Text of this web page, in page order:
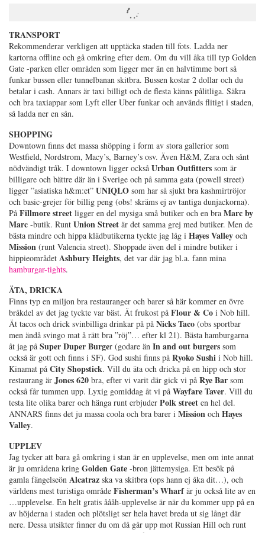
TRANSPORT
Rekommenderar verkligen att upptäcka staden till fots. Ladda ner
kartorna offline och gå omkring efter dem. Om du vill åka till typ Golden
Gate -parken eller områden som ligger mer än en halvtimme bort så
funkar bussen eller tunnelbanan skitbra. Bussen kostar 2 dollar och du
betalar i cash. Annars är taxi billigt och de flesta känns pålitliga. Säkra
och bra taxiappar som Lyft eller Uber funkar och används flitigt i staden,
så ladda ner en sån.
SHOPPING
Downtown finns det massa shöpping i form av stora gallerior som
Westfield, Nordstrom, Macy’s, Barney’s osv. Även H&M, Zara och sånt
nödvändigt tråk. I downtown ligger också Urban Outfitters som är
billigare och bättre där än i Sverige och på samma gata (powell street)
ligger ”asiatiska h&m:et” UNIQLO som har så sjukt bra kashmirtröjor
och basic-grejer för billig peng (obs! skräms ej av tantiga dunjackorna).
På Fillmore street ligger en del mysiga små butiker och en bra Marc by
Marc -butik. Runt Union Street är det samma grej med butiker. Men de
bästa mindre och hippa klädbutikerna tyckte jag låg i Hayes Valley och
Mission (runt Valencia street). Shoppade även del i mindre butiker i
hippieområdet Ashbury Heights, det var där jag bl.a. fann mina
hamburgar-tights.
ÄTA, DRICKA
Finns typ en miljon bra restauranger och barer så här kommer en övre
bråkdel av det jag tyckte var bäst. Ät frukost på Flour & Co i Nob hill.
Ät tacos och drick svinbilliga drinkar på på Nicks Taco (obs sportbar
men ändå svingo mat å rätt bra ”röj”… efter kl 21). Bästa hamburgarna
åt jag på Super Duper Burger (godare än In and out burgers som
också är gott och finns i SF). God sushi finns på Ryoko Sushi i Nob hill.
Kinamat på City Shopstick. Vill du äta och dricka på en hipp och stor
restaurang är Jones 620 bra, efter vi varit där gick vi på Rye Bar som
också får tummen upp. Lyxig gomiddag åt vi på Wayfare Taver. Vill du
testa lite olika barer och hänga runt erbjuder Polk street en hel del.
ANNARS finns det ju massa coola och bra barer i Mission och Hayes
Valley.
UPPLEV
Jag tycker att bara gå omkring i stan är en upplevelse, men om inte annat
är ju områdena kring Golden Gate -bron jättemysiga. Ett besök på
gamla fängelseön Alcatraz ska va skitbra (ops hann ej åka dit…), och
världens mest turistiga område Fisherman’s Wharfär ju också lite av en
…upplevelse. En helt gratis åååh-upplevelse är när du kommer upp på en
av höjderna i staden och plötsligt ser hela havet breda ut sig långt där
nere. Dessa utsikter finner du om då går upp mot Russian Hill och runt